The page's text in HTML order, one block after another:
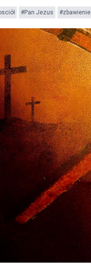
#Pan Jezus #zbawienie